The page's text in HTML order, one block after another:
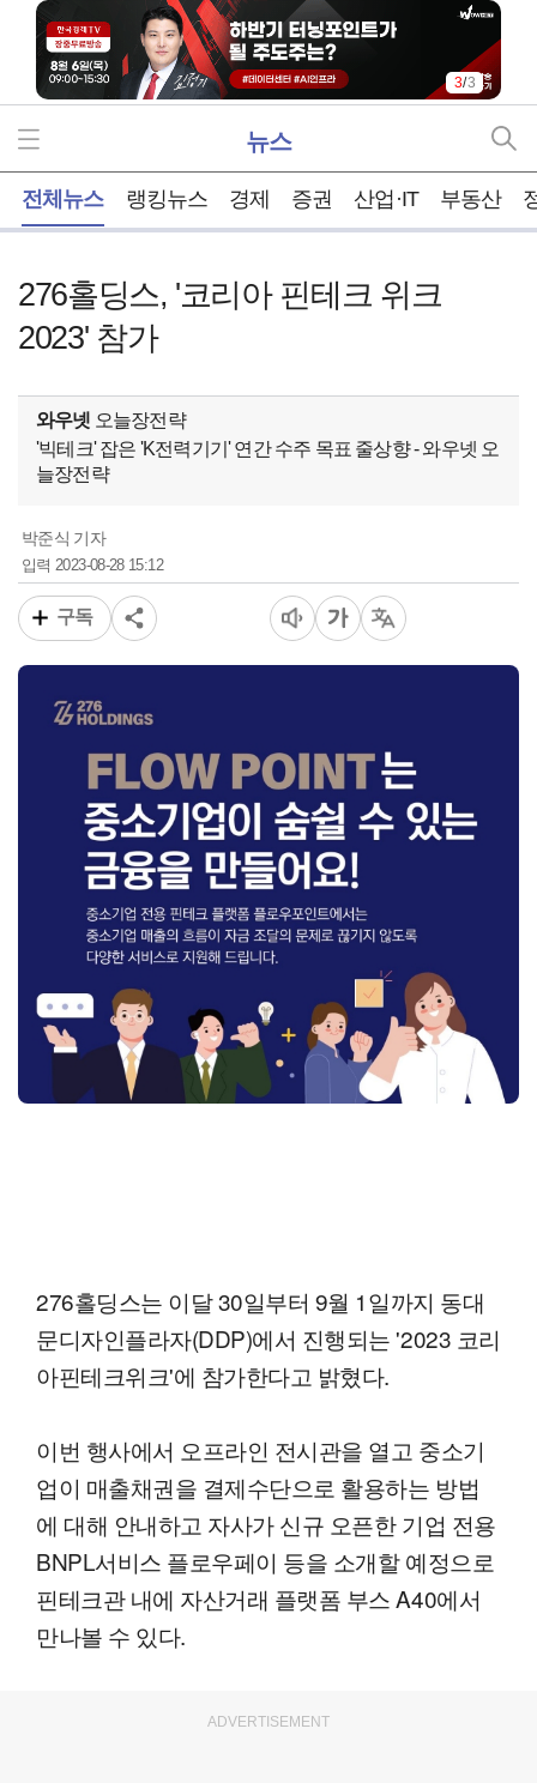
3/3
뉴스
전체뉴스 랭킹뉴스 경제 증권 산업·IT 부동산
276홀딩스, '코리아 핀테크 위크
2023' 참가
와우넷 오늘장전략
'빅테크' 잡은 'K전력기기' 연간 수주 목표 줄상향 - 와우넷 오
늘장전략
박준식 기자
입력 2023-08-28 15:12
구독
276홀딩스는 이달 30일부터 9월 1일까지 동대
문디자인플라자(DDP)에서 진행되는 '2023 코리
아핀테크위크'에 참가한다고 밝혔다.
이번 행사에서 오프라인 전시관을 열고 중소기
업이 매출채권을 결제수단으로 활용하는 방법
에 대해 안내하고 자사가 신규 오픈한 기업 전용
BNPL서비스 플로우페이 등을 소개할 예정으로
핀테크관 내에 자산거래 플랫폼 부스 A40에서
만나볼 수 있다.
ADVERTISEMENT